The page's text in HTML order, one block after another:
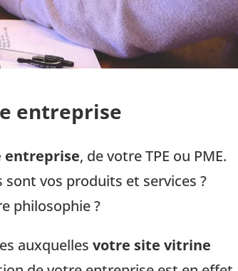
entreprise
entreprise, de votre TPE ou PME.
vos produits et services ?
philosophie ?
auxquelles votre site vitrine